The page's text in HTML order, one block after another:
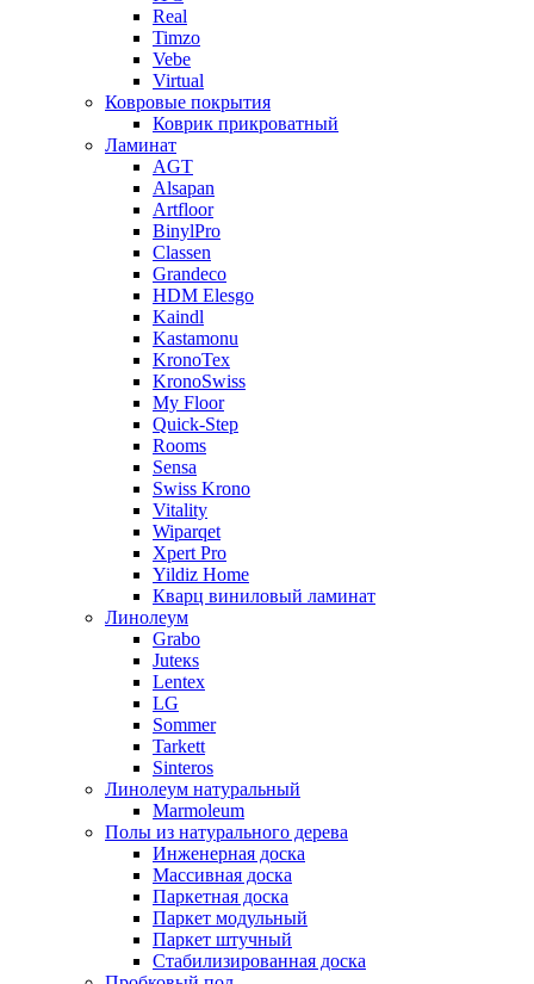
Real
Timzo
Vebe
Virtual
Ковровые покрытия
Коврик прикроватный
Ламинат
AGT
Alsapan
Artfloor
BinylPro
Classen
Grandeco
HDM Elesgo
Kaindl
Kastamonu
KronoTex
KronoSwiss
My Floor
Quick-Step
Rooms
Sensa
Swiss Krono
Vitality
Wiparqet
Xpert Pro
Yildiz Home
Кварц виниловый ламинат
Линолеум
Grabo
Juteкs
Lentex
LG
Sommer
Tarkett
Sinteros
Линолеум натуральный
Marmoleum
Полы из натурального дерева
Инженерная доска
Массивная доска
Паркетная доска
Паркет модульный
Паркет штучный
Стабилизированная доска